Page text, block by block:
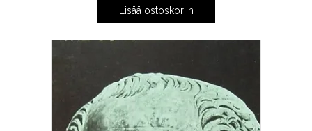
Lisää ostoskoriin